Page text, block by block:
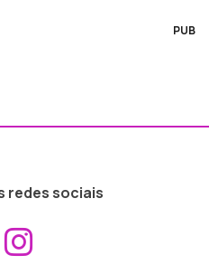
PUB
redes sociais
Aceder ao